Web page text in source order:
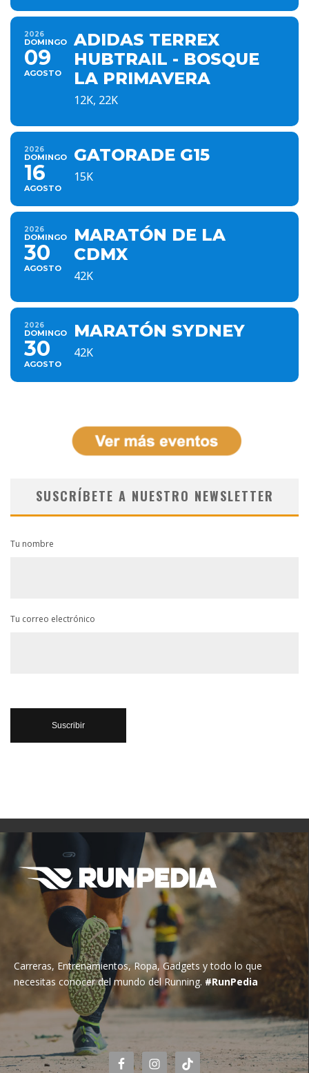
2026
DOMINGO
09
AGOSTO
ADIDAS TERREX
HUBTRAIL - BOSQUE
LA PRIMAVERA
12K, 22K
2026
DOMINGO
16
AGOSTO
GATORADE G15
15K
2026
DOMINGO
30
AGOSTO
MARATÓN DE LA
CDMX
42K
2026
DOMINGO
30
AGOSTO
MARATÓN SYDNEY
42K
SUSCRÍBETE A NUESTRO NEWSLETTER
Tu nombre
Tu correo electrónico
Carreras, Entrenamientos, Ropa, Gadgets y todo lo que
necesitas conocer del mundo del Running. #RunPedia